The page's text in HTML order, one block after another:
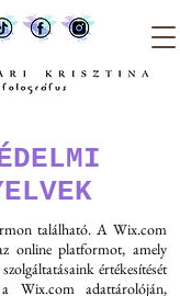
található. A Wix.com
online platformot, amely
értékesítését
adattárolóján,